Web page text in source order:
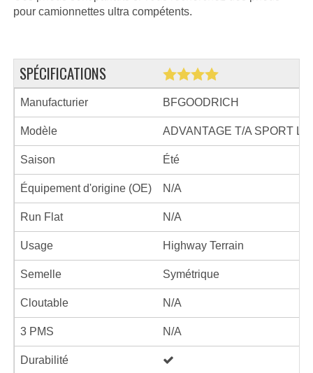
pour camionnettes ultra compétents.
SPÉCIFICATIONS
Manufacturier BFGOODRICH
Modèle ADVANTAGE T/A SPORT LT
Saison Été
Équipement d'origine (OE) N/A
Run Flat N/A
Usage Highway Terrain
Semelle Symétrique
Cloutable N/A
3 PMS N/A
Durabilité